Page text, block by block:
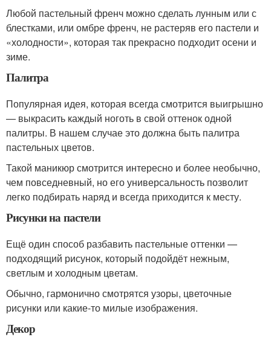
Любой пастельный френч можно сделать лунным или с
блестками, или омбре френч, не растеряв его пастели и
«холодности», которая так прекрасно подходит осени и
зиме.
Палитра
Популярная идея, которая всегда смотрится выигрышно
— выкрасить каждый ноготь в свой оттенок одной
палитры. В нашем случае это должна быть палитра
пастельных цветов.
Такой маникюр смотрится интересно и более необычно,
чем повседневный, но его универсальность позволит
легко подбирать наряд и всегда приходится к месту.
Рисунки на пастели
Ещё один способ разбавить пастельные оттенки —
подходящий рисунок, который подойдёт нежным,
светлым и холодным цветам.
Обычно, гармонично смотрятся узоры, цветочные
рисунки или какие-то милые изображения.
Декор